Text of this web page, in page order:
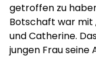
getroffen zu
Botschaft war mit
und Catherine.
jungen Frau seine